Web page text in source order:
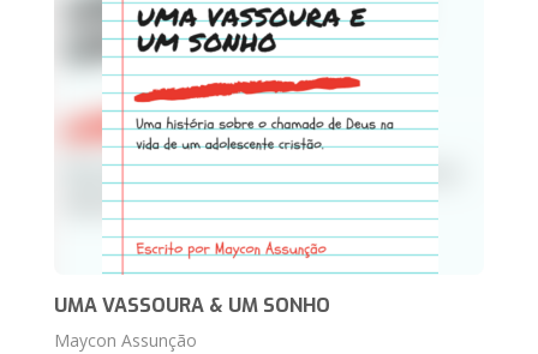
UMA VASSOURA & UM SONHO
Maycon Assunção